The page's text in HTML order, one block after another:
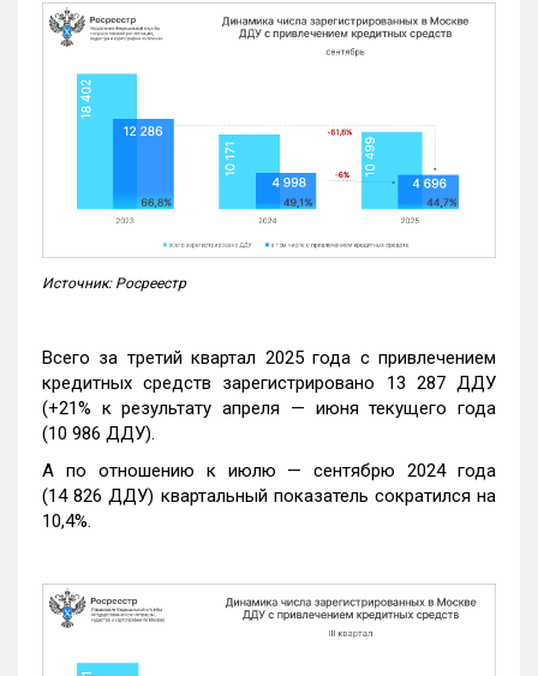
Источник: Росреестр
Всего за третий квартал 2025 года с привлечением
кредитных средств зарегистрировано 13 287 ДДУ
(+21% к результату апреля — июня текущего года
(10 986 ДДУ).
А по отношению к июлю — сентябрю 2024 года
(14 826 ДДУ) квартальный показатель сократился на
10,4%.